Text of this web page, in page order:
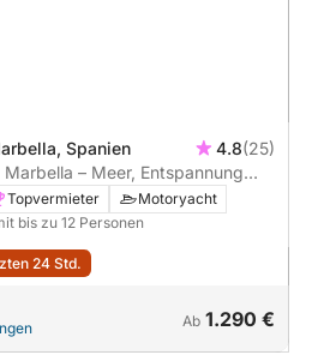
Spanien 4.8(25)
– Meer, Entspannung
Topvermieter
Motoryacht
bis zu 12 Personen
24 Std.
Ab 1.290 €